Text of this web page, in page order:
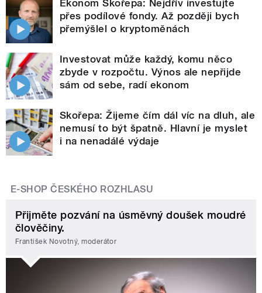
Ekonom Skořepa: Nejdřív investujte
přes podílové fondy. Až později bych
přemýšlel o kryptoměnách
Investovat může každý, komu něco
zbyde v rozpočtu. Výnos ale nepřijde
sám od sebe, radí ekonom
Skořepa: Žijeme čím dál víc na dluh, ale
nemusí to být špatně. Hlavní je myslet
i na nenadálé výdaje
E-SHOP ČESKÉHO ROZHLASU
Přijměte pozvání na úsměvný doušek moudré
člověčiny.
František Novotný, moderátor